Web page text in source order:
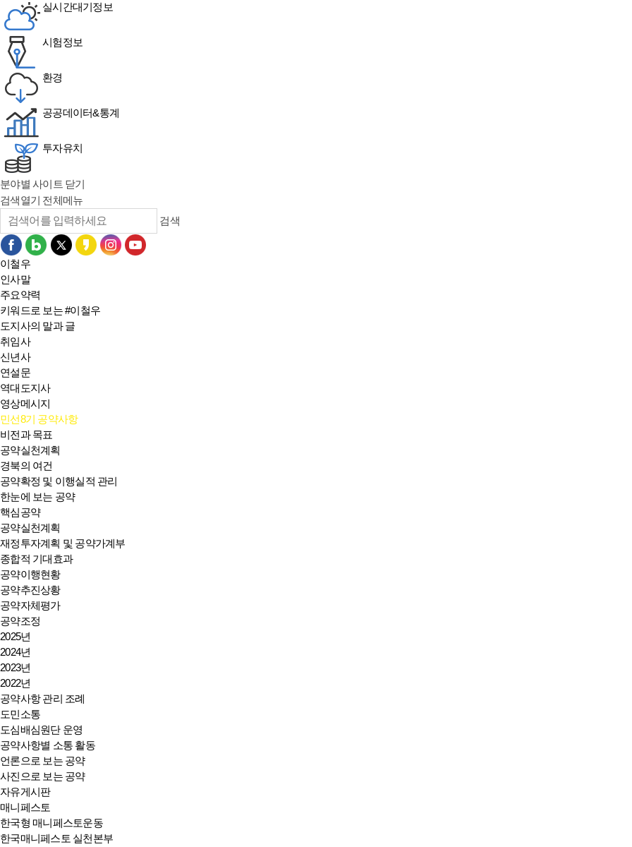
실시간대기정보
시험정보
환경
공공데이터&통계
투자유치
분야별 사이트 닫기
검색열기 전체메뉴
검색
이철우
인사말
주요약력
키워드로 보는 #이철우
도지사의 말과 글
취임사
신년사
연설문
역대도지사
영상메시지
민선8기 공약사항
비전과 목표
공약실천계획
경북의 여건
공약확정 및 이행실적 관리
한눈에 보는 공약
핵심공약
공약실천계획
재정투자계획 및 공약가계부
종합적 기대효과
공약이행현황
공약추진상황
공약자체평가
공약조정
2025년
2024년
2023년
2022년
공약사항 관리 조례
도민소통
도심배심원단 운영
공약사항별 소통 활동
언론으로 보는 공약
사진으로 보는 공약
자유게시판
매니페스토
한국형 매니페스토운동
한국매니페스토 실천본부